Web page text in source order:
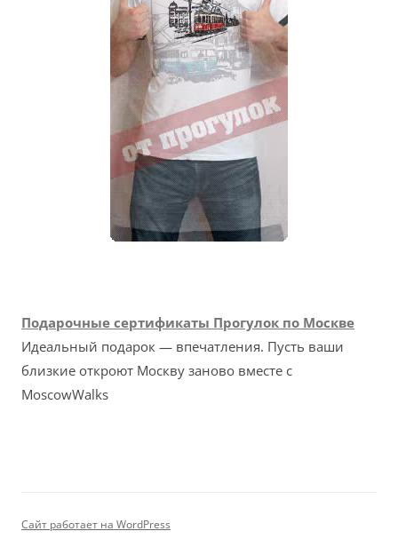
Подарочные сертификаты Прогулок по Москве
Идеальный подарок — впечатления. Пусть ваши
близкие откроют Москву заново вместе с
MoscowWalks
Сайт работает на WordPress